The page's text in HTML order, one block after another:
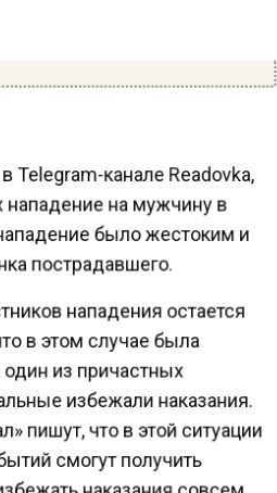
Telegram-канале Readovka,
на мужчину в
было жестоким и
пострадавшего.
нападения остается
в этом случае была
один из причастных
избежали наказания.
пишут, что в этой ситуации
смогут получить
наказания совсем,